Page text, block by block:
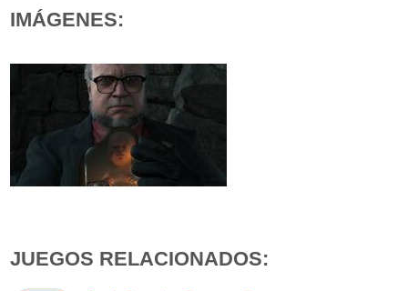
IMÁGENES:
JUEGOS RELACIONADOS: